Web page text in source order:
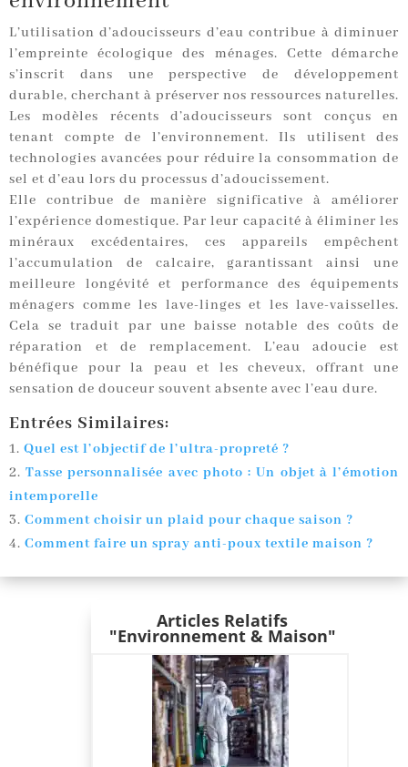
Articles Relatifs
"Environnement & Maison"
L’utilisation d’adoucisseurs d’eau contribue à diminuer
l’empreinte écologique des ménages. Cette démarche
s’inscrit dans une perspective de développement
durable, cherchant à préserver nos ressources naturelles.
Les modèles récents d’adoucisseurs sont conçus en
tenant compte de l’environnement. Ils utilisent des
technologies avancées pour réduire la consommation de
sel et d’eau lors du processus d’adoucissement.
Elle contribue de manière significative à améliorer
l’expérience domestique. Par leur capacité à éliminer les
minéraux excédentaires, ces appareils empêchent
l’accumulation de calcaire, garantissant ainsi une
meilleure longévité et performance des équipements
ménagers comme les lave-linges et les lave-vaisselles.
Cela se traduit par une baisse notable des coûts de
réparation et de remplacement. L’eau adoucie est
bénéfique pour la peau et les cheveux, offrant une
sensation de douceur souvent absente avec l’eau dure.
Entrées Similaires:
Quel est l’objectif de l’ultra-propreté ?
Tasse personnalisée avec photo : Un objet à l’émotion
intemporelle
Comment choisir un plaid pour chaque saison ?
Comment faire un spray anti-poux textile maison ?